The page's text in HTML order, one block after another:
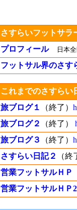
さすらいフットサラ
プロフィール
日本
フットサル界のさす
これまでのさすらい
旅ブログ１
（終了）
旅ブログ２
（終了）
旅ブログ３
（終了）
さすらい日記２
（
営業フットサルＨＰ
営業フットサルＨＰ2